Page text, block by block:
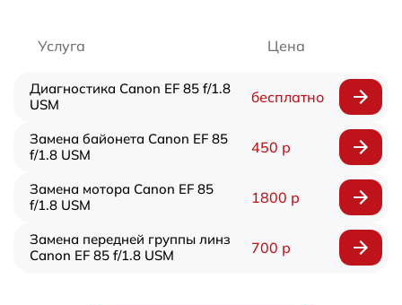
Услуга Цена
Диагностика Canon EF 85 f/1.8
USM
бесплатно
Замена байонета Canon EF 85
f/1.8 USM
450 р
Замена мотора Canon EF 85
f/1.8 USM
1800 р
Замена передней группы линз
Canon EF 85 f/1.8 USM
700 р